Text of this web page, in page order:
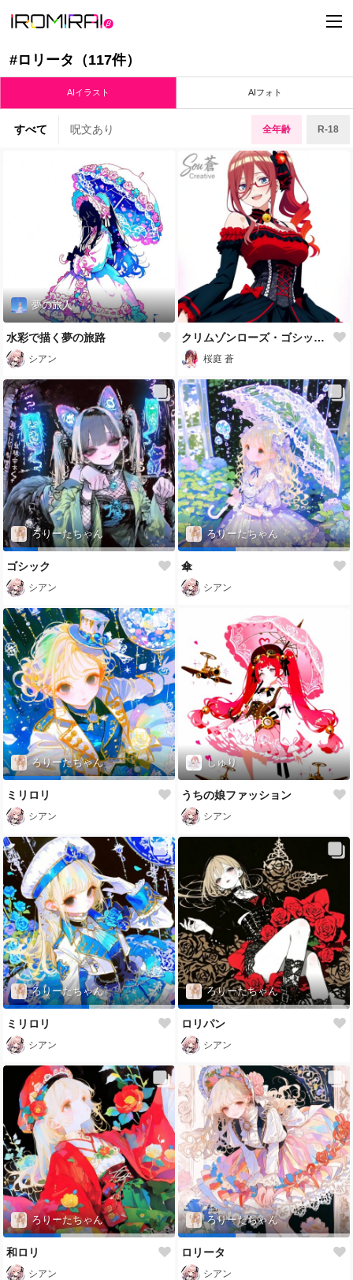
t
o
e
v
i
g
#ロリータ（117件）
AIイラスト AIフォト
すべて 呪文あり 全年齢 R-18
夢の旅人
水彩で描く夢の旅路
シアン
クリムゾンローズ・ゴシックロリータ 🖤🌹
桜庭 蒼
ろりーたちゃん
ゴシック
シアン
ろりーたちゃん
傘
シアン
ろりーたちゃん
ミリロリ
シアン
しゅり
うちの娘ファッション
シアン
ろりーたちゃん
ミリロリ
シアン
ろりーたちゃん
ロリパン
シアン
ろりーたちゃん
和ロリ
シアン
ろりーたちゃん
ロリータ
シアン